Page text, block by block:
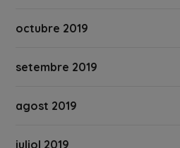
octubre 2019
setembre 2019
agost 2019
juliol 2019